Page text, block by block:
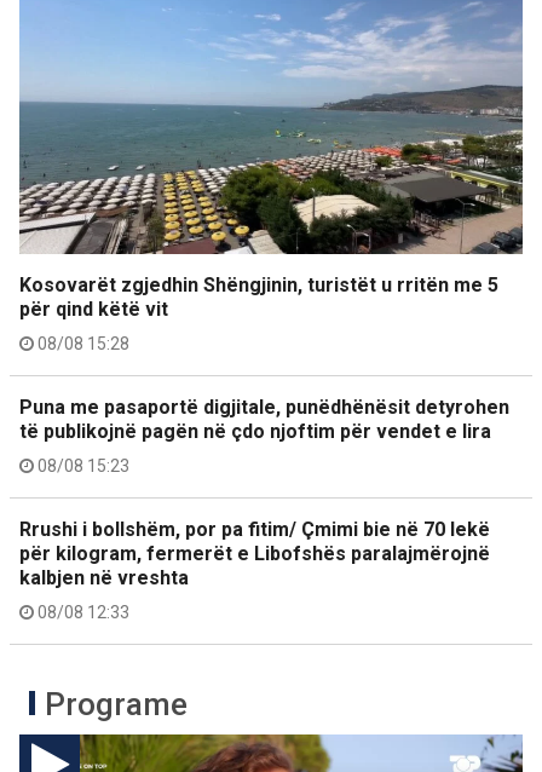
Kosovarët zgjedhin Shëngjinin, turistët u rritën me 5
për qind këtë vit
08/08 15:28
Puna me pasaportë digjitale, punëdhënësit detyrohen
të publikojnë pagën në çdo njoftim për vendet e lira
08/08 15:23
Rrushi i bollshëm, por pa fitim/ Çmimi bie në 70 lekë
për kilogram, fermerët e Libofshës paralajmërojnë
kalbjen në vreshta
08/08 12:33
Programe